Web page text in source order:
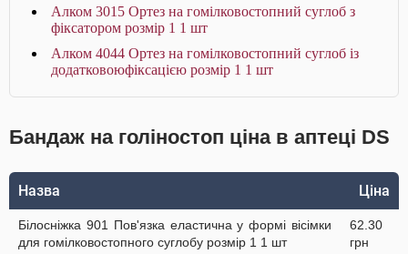
Алком 3015 Ортез на гомілковостопний суглоб з
фіксатором розмір 1 1 шт
Алком 4044 Ортез на гомілковостопний суглоб із
додатковоюфіксацією розмір 1 1 шт
Бандаж на голіностоп ціна в аптеці DS
Назва Ціна
Білосніжка 901 Пов'язка еластична у формі вісімки
для гомілковостопного суглобу розмір 1 1 шт
62.30
грн